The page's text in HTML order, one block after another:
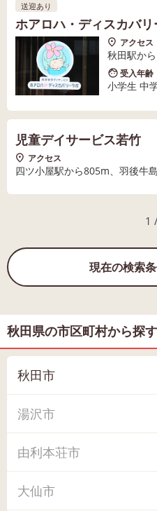
送迎あり
ホアロハ・ディスカバ
アクセス
秋田駅か
受入年齢
小学生 中
児童デイサービス若竹
アクセス
四ツ小屋駅から805m、羽後牛
1
現在の検索
秋田県の市区町村から探す
秋田市
湯沢市
由利本荘市
大仙市